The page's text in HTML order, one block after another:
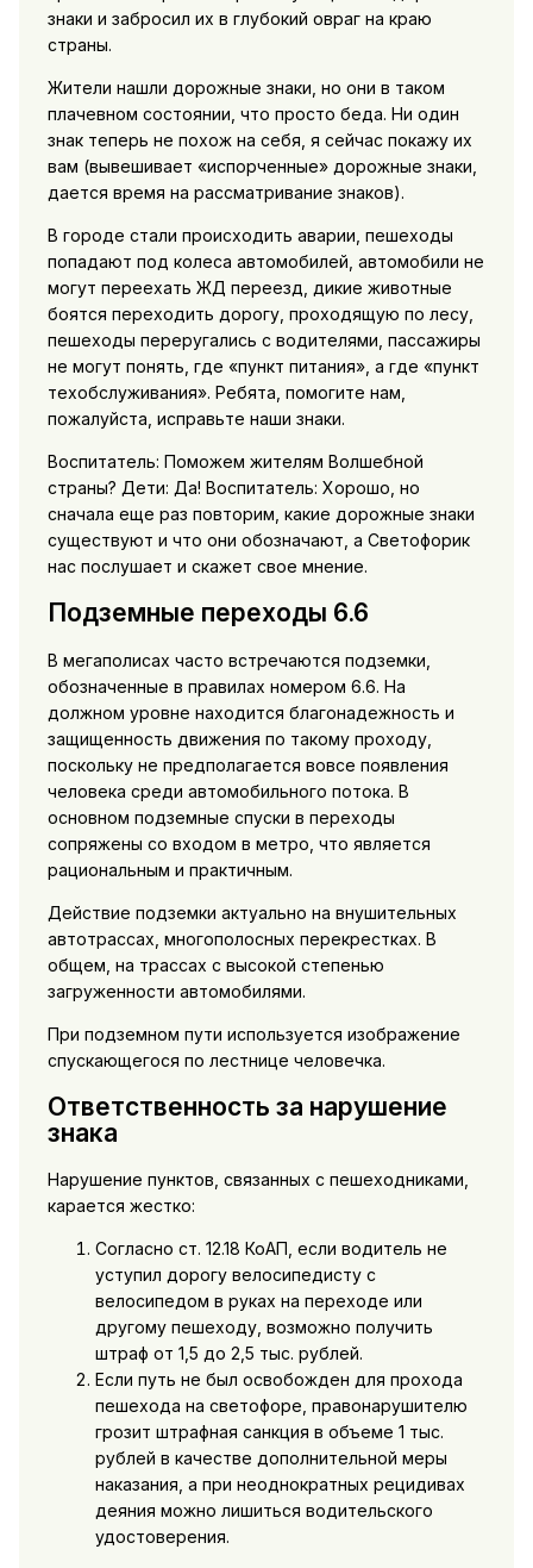
знаки и забросил их в глубокий овраг на краю
страны.
Жители нашли дорожные знаки, но они в таком
плачевном состоянии, что просто беда. Ни один
знак теперь не похож на себя, я сейчас покажу их
вам (вывешивает «испорченные» дорожные знаки,
дается время на рассматривание знаков).
В городе стали происходить аварии, пешеходы
попадают под колеса автомобилей, автомобили не
могут переехать ЖД переезд, дикие животные
боятся переходить дорогу, проходящую по лесу,
пешеходы переругались с водителями, пассажиры
не могут понять, где «пункт питания», а где «пункт
техобслуживания». Ребята, помогите нам,
пожалуйста, исправьте наши знаки.
Воспитатель: Поможем жителям Волшебной
страны? Дети: Да! Воспитатель: Хорошо, но
сначала еще раз повторим, какие дорожные знаки
существуют и что они обозначают, а Светофорик
нас послушает и скажет свое мнение.
Подземные переходы 6.6
В мегаполисах часто встречаются подземки,
обозначенные в правилах номером 6.6. На
должном уровне находится благонадежность и
защищенность движения по такому проходу,
поскольку не предполагается вовсе появления
человека среди автомобильного потока. В
основном подземные спуски в переходы
сопряжены со входом в метро, что является
рациональным и практичным.
Действие подземки актуально на внушительных
автотрассах, многополосных перекрестках. В
общем, на трассах с высокой степенью
загруженности автомобилями.
При подземном пути используется изображение
спускающегося по лестнице человечка.
Ответственность за нарушение
знака
Нарушение пунктов, связанных с пешеходниками,
карается жестко:
Согласно ст. 12.18 КоАП, если водитель не
уступил дорогу велосипедисту с
велосипедом в руках на переходе или
другому пешеходу, возможно получить
штраф от 1,5 до 2,5 тыс. рублей.
Если путь не был освобожден для прохода
пешехода на светофоре, правонарушителю
грозит штрафная санкция в объеме 1 тыс.
рублей в качестве дополнительной меры
наказания, а при неоднократных рецидивах
деяния можно лишиться водительского
удостоверения.